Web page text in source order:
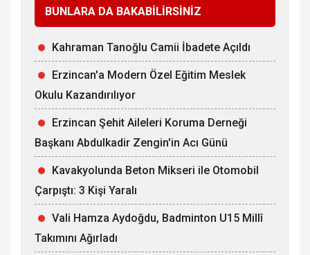
BUNLARA DA BAKABİLİRSİNİZ
Kahraman Tanoğlu Camii İbadete Açıldı
Erzincan'a Modern Özel Eğitim Meslek
Okulu Kazandırılıyor
Erzincan Şehit Aileleri Koruma Derneği
Başkanı Abdulkadir Zengin'in Acı Günü
Kavakyolunda Beton Mikseri ile Otomobil
Çarpıştı: 3 Kişi Yaralı
Vali Hamza Aydoğdu, Badminton U15 Millî
Takımını Ağırladı